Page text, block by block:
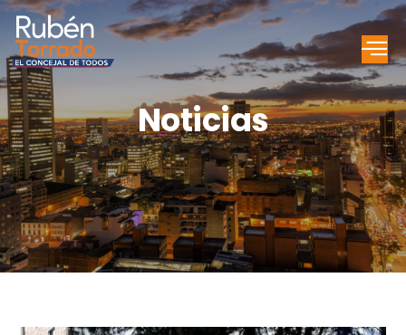
Noticias